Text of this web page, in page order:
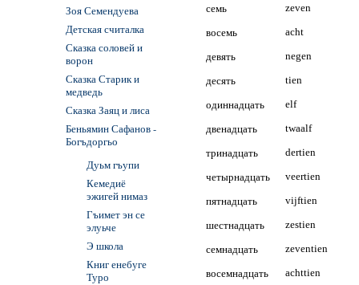
семь zeven
восемь acht
девять negen
десять tien
одиннадцать elf
двенадцать twaalf
тринадцать dertien
четырнадцать veertien
пятнадцать vijftien
шестнадцать zestien
семнадцать zeventien
восемнадцать achttien
Зоя Семендуева
Детская считалка
Сказка соловей и
ворон
Сказка Старик и
медведь
Сказка Заяц и лиса
Беньямин Сафанов -
Богъдоргьо
Дуьм гъупи
Кемедиё
эжигей нимаз
Гъимет эн се
элуьче
Э школа
Книг енебуге
Туро